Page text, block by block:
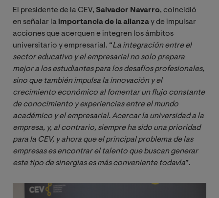
El presidente de la CEV, Salvador Navarro, coincidió
en señalar la importancia de la alianzay de impulsar
acciones que acerquen e integren los ámbitos
universitario y empresarial. “La integración entre el
sector educativo y el empresarial no solo prepara
mejor a los estudiantes para los desafíos profesionales,
sino que también impulsa la innovación y el
crecimiento económico al fomentar un flujo constante
de conocimiento y experiencias entre el mundo
académico y el empresarial. Acercar la universidad a la
empresa, y, al contrario, siempre ha sido una prioridad
para la CEV, y ahora que el principal problema de las
empresas es encontrar el talento que buscan generar
este tipo de sinergias es más conveniente todavía”.
Image